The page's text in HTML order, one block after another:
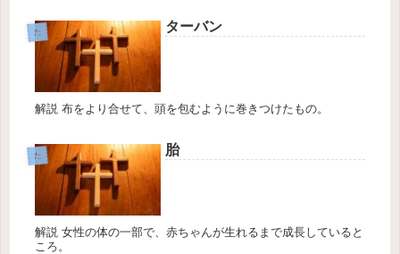
た ターバン
解説 布をより合せて、頭を包むように巻きつけたもの。
た 胎
解説 女性の体の一部で、赤ちゃんが生れるまで成長していると
ころ。